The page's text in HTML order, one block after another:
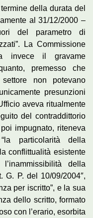
della durata del
al 31/12/2000 –
del parametro di
La Commissione
invece il gravame
premesso che
non potevano
presunzioni
aveva ritualmente
del contraddittorio
impugnato, riteneva
particolarità della
conflittualità esistente
della
G. P. del 10/09/2004″,
per iscritto”, e la sua
dello scritto, formato
con l’erario, esorbita